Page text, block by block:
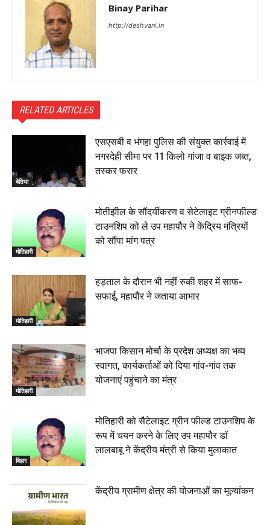
Binay Parihar
http://deshvani.in
RELATED ARTICLES
बेतिया
एसएसबी व भंगहा पुलिस की संयुक्त कार्रवाई में
नगरदेही सीमा पर 11 किलो गांजा व बाइक जब्त,
तस्कर फरार
मोतिहारी
मोतीझील के सौंदर्यीकरण व सेटेलाइट ग्रीनफील्ड
टाउनशिप को ले उप महापौर ने केंद्रिय मंत्रियों
को सौंपा मांग पत्र
मोतिहारी
हड़ताल के दौरान भी नहीं रुकी शहर में साफ-
सफाई, महापौर ने जताया आभार
मोतिहारी
भाजपा किसान मोर्चा के प्रदेश अध्यक्ष का भव्य
स्वागत, कार्यकर्ताओं को दिया गांव-गांव तक
योजनाएं पहुंचाने का मंत्र
बिहार
मोतिहारी को सैटेलाइट ग्रीन फील्ड टाउनशिप के
रूप में चयन करने के लिए उप महापौर डॉ
लालबाबू ने केंद्रीय मंत्री से किया मुलाकात
केंद्रीय ग्रामीण क्षेत्र की योजनाओं का मूल्यांकन